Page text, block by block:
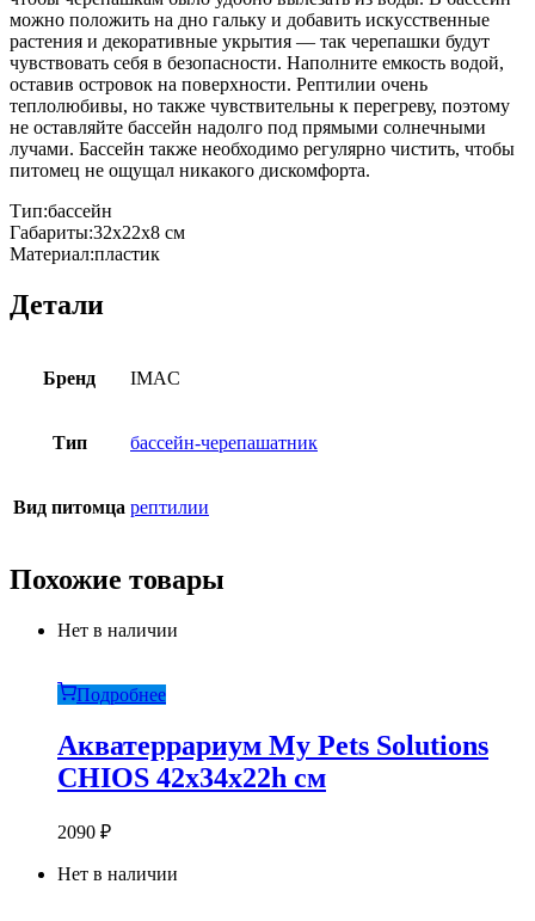
можно положить на дно гальку и добавить искусственные
растения и декоративные укрытия — так черепашки будут
чувствовать себя в безопасности. Наполните емкость водой,
оставив островок на поверхности. Рептилии очень
теплолюбивы, но также чувствительны к перегреву, поэтому
не оставляйте бассейн надолго под прямыми солнечными
лучами. Бассейн также необходимо регулярно чистить, чтобы
питомец не ощущал никакого дискомфорта.
Тип:бассейн
Габариты:32х22х8 см
Материал:пластик
Детали
Бренд IMAC
Тип бассейн-черепашатник
Вид питомца рептилии
Похожие товары
Нет в наличии
Подробнее
Акватеррариум My Pets Solutions
CHIOS 42x34x22h см
2090 ₽
Нет в наличии